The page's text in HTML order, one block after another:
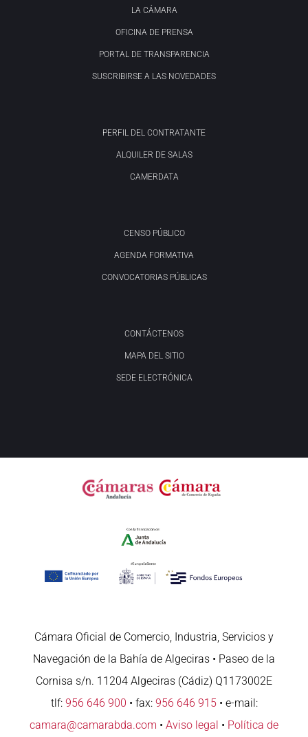
LA CÁMARA
OFICINA DE PRENSA
PORTAL DE TRANSPARENCIA
SUSCRIBIRSE A LAS NOVEDADES
PERFIL DEL CONTRATANTE
ALQUILER DE SALAS
CAMERDATA
CENSO PÚBLICO
AGENDA FORMATIVA
CONVOCATORIAS PÚBLICAS
CONTÁCTENOS
MAPA DEL SITIO
SEDE ELECTRÓNICA
Cámara Oficial de Comercio, Industria, Servicios y
Navegación de la Bahía de Algeciras • Paseo de la
Cornisa s/n. 11204 Algeciras (Cádiz) Q1173002E
tlf: 956 646 900 • fax: 956 646 915• e-mail:
camara@camarabda.com • Aviso legal • Política de